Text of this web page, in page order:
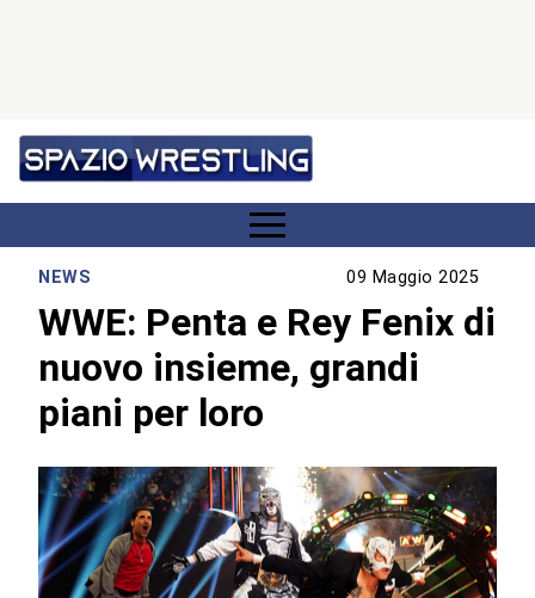
NEWS 09 Maggio 2025
WWE: Penta e Rey Fenix di
nuovo insieme, grandi
piani per loro